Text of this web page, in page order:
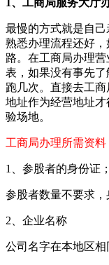
1、工商局服务大厅
最慢的方式就是自
熟悉办理流程还好
路。在工商局办理
表，如果没有事先
跑几次。直接去工
地址作为经营地址
验场地。
工商局办理所需资料
1、参股者的身份证；
参股者数量不要求，
2、企业名称
公司名字在本地区相